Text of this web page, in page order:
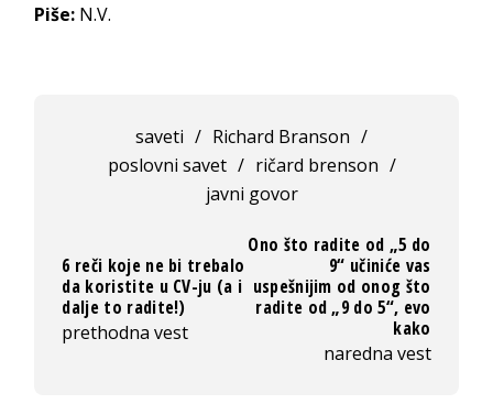
Piše: N.V.
saveti / Richard Branson /
poslovni savet / ričard brenson /
javni govor
6 reči koje ne bi trebalo
da koristite u CV-ju (a i
dalje to radite!)
prethodna vest
Ono što radite od „5 do
9“ učiniće vas
uspešnijim od onog što
radite od „9 do 5“, evo
kako
naredna vest